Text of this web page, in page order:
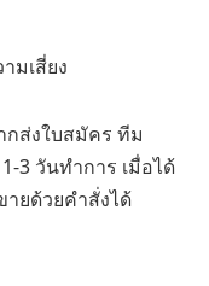
มเสี่ยง
กส่งใบสมัคร ทีม
3 วันทำการ เมื่อได้
ยด้วยคำสั่งได้